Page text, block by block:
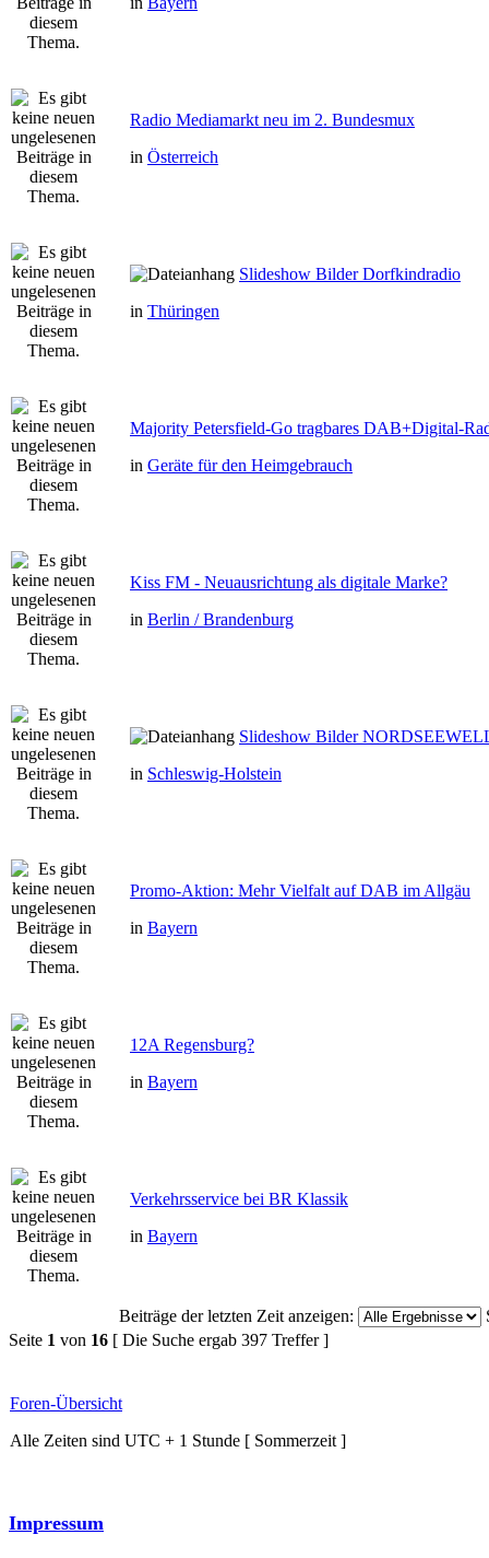
Radio Mediamarkt neu im 2. Bundesmux
in Österreich
Slideshow Bilder Dorfkindradio
in Thüringen
Majority Petersfield-Go tragbares DAB+Digital-
in Geräte für den Heimgebrauch
Kiss FM - Neuausrichtung als digitale Marke?
in Berlin / Brandenburg
Slideshow Bilder
in Schleswig-Holstein
Promo-Aktion: Mehr Vielfalt auf DAB im Allgäu
in Bayern
12A Regensburg?
in Bayern
Verkehrsservice bei BR Klassik
in Bayern
Beiträge der letzten Zeit anzeigen:
Seite 1 von 16 [ Die Suche ergab 397 Treffer ]
Foren-Übersicht
Alle Zeiten sind UTC + 1 Stunde [ Sommerzeit ]
Impressum